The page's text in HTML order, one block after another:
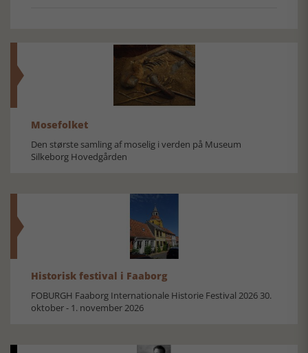
Mosefolket
Den største samling af moselig i verden på Museum
Silkeborg Hovedgården
Historisk festival i Faaborg
FOBURGH Faaborg Internationale Historie Festival 2026 30.
oktober - 1. november 2026